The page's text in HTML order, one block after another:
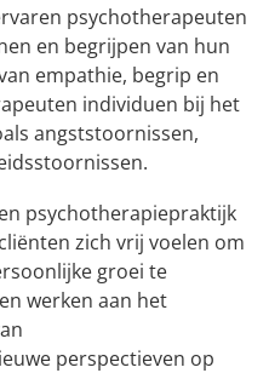
psychotherapeuten
en begrijpen van hun
empathie, begrip en
individuen bij het
angststoornissen,
psychotherapiepraktijk
zich vrij voelen om
groei te
werken aan het
perspectieven op